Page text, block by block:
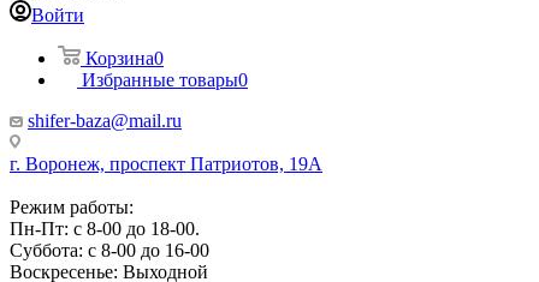
Войти
Корзина0
Избранные товары0
shifer-baza@mail.ru
г. Воронеж, проспект Патриотов, 19А
Режим работы:
Пн-Пт: с 8-00 до 18-00.
Суббота: с 8-00 до 16-00
Воскресенье: Выходной